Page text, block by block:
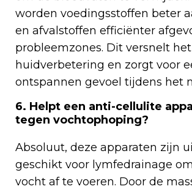
worden voedingsstoffen beter
en afvalstoffen efficiënter
probleemzones. Dit versnelt
huidverbetering en zorgt voor
ontspannen gevoel tijdens het
6. Helpt een anti-cellulite
tegen vochtophoping?
Absoluut, deze apparaten zijn
geschikt voor lymfedrainage
vocht af te voeren. Door de